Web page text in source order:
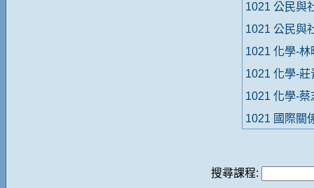
1021 公民與
1021 公民與
1021 化學-林
1021 化學-莊
1021 化學-蔡
1021 國際關
搜尋課程: